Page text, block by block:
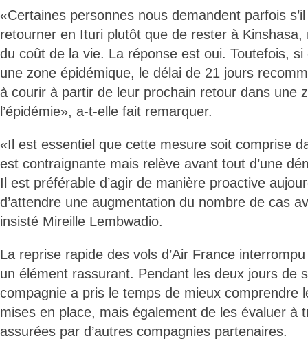
«Certaines personnes nous demandent parfois
retourner en Ituri plutôt que de rester à
du coût de la vie. La réponse est oui. Toutefois,
une zone épidémique, le délai de 21 jours
à courir à partir de leur prochain retour dans une
l’épidémie», a-t-elle fait remarquer.
«Il est essentiel que cette mesure soit comprise
est contraignante mais relève avant tout d’une
Il est préférable d’agir de manière proactive
d’attendre une augmentation du nombre de cas
insisté Mireille Lembwadio.
La reprise rapide des vols d’Air France
un élément rassurant. Pendant les deux jours de
compagnie a pris le temps de mieux comprendre
mises en place, mais également de les évaluer à
assurées par d’autres compagnies partenaires.